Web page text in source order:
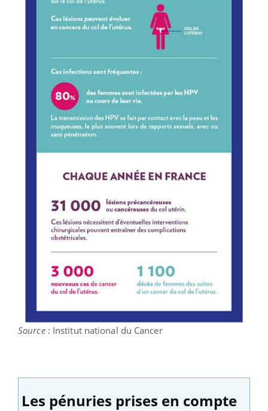
Source: Institut national du Cancer
Les pénuries prises en compte